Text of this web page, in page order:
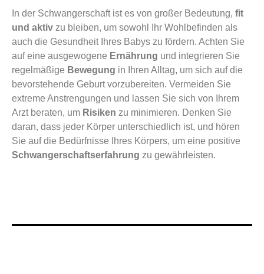
In der Schwangerschaft ist es von großer Bedeutung, fit
und aktiv zu bleiben, um sowohl Ihr Wohlbefinden als
auch die Gesundheit Ihres Babys zu fördern. Achten Sie
auf eine ausgewogene Ernährung und integrieren Sie
regelmäßige Bewegung in Ihren Alltag, um sich auf die
bevorstehende Geburt vorzubereiten. Vermeiden Sie
extreme Anstrengungen und lassen Sie sich von Ihrem
Arzt beraten, um Risiken zu minimieren. Denken Sie
daran, dass jeder Körper unterschiedlich ist, und hören
Sie auf die Bedürfnisse Ihres Körpers, um eine positive
Schwangerschaftserfahrung zu gewährleisten.